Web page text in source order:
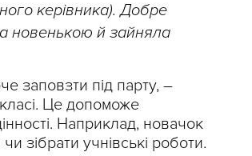
керівника). Добре
новенькою й зайняла
заповзти під парту, –
Це допоможе
Наприклад, новачок
зібрати учнівські роботи.